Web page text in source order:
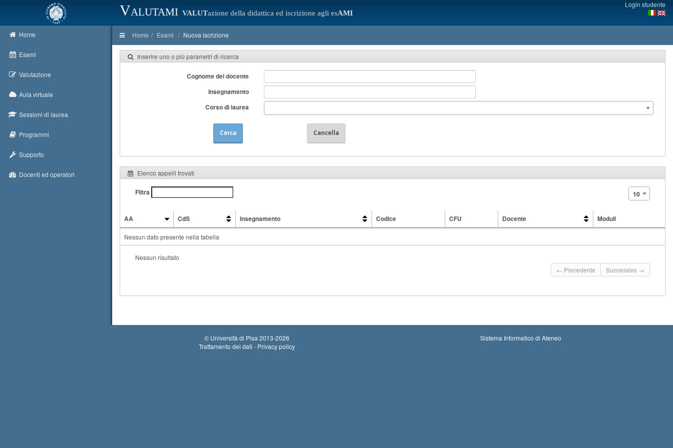
Valutami VALUTazione della didattica ed iscrizione agli esAMI
Login studente
Home
Esami
Valutazione
Aula virtuale
Sessioni di laurea
Programmi
Supporto
Docenti ed operatori
Home Esami Nuova iscrizione
Inserire uno o più parametri di ricerca
Cognome del docente
Insegnamento
Corso di laurea
Cerca Cancella
Elenco appelli trovati
Filtra 10
AA CdS Insegnamento Codice CFU Docente
Moduli
Nessun dato presente nella tabella
Nessun risultato
← Precedente
Successivo →
© Università di Pisa 2013-2026
Trattamento dei dati - Privacy policy
Sistema Informatico di Ateneo